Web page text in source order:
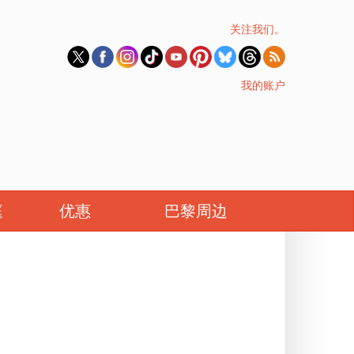
关注我们。
我的账户
优惠 巴黎周边